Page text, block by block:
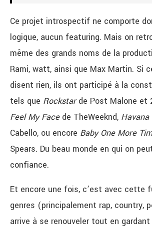
Ce projet introspectif ne comporte
logique, aucun featuring. Mais on
même des grands noms de la
Rami, watt, ainsi que Max Martin. Si
disent rien, ils ont participé à la
tels que Rockstarde Post Malone et
Feel My Facede TheWeeknd, Havana
Cabello, ou encore Baby One More
Spears. Du beau monde en qui on
confiance.
Et encore une fois, c’est avec cette
genres (principalement rap, country,
arrive à se renouveler tout en